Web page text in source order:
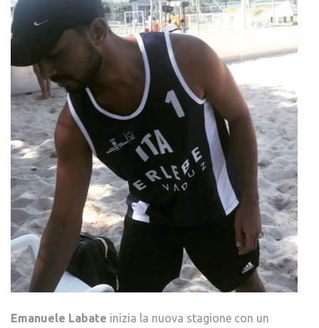
Emanuele Labate inizia la nuova stagione con un